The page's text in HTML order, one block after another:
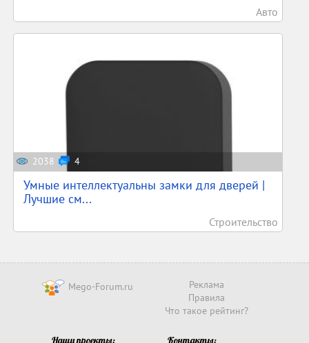
Авто
2038 4
Умные интеллектуальны замки для дверей |
Лучшие см...
Строительство
Mego-Forum.ru
Реклама
Правила
Что такое рейтинг?
Наши проекты: Контакты: